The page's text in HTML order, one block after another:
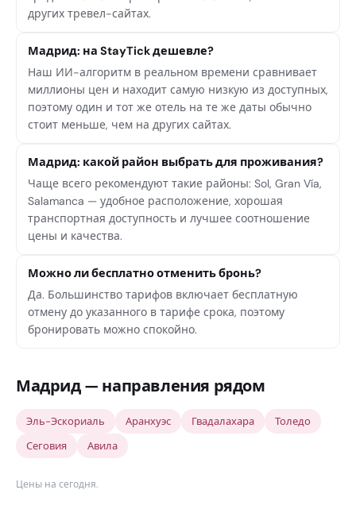
других тревел-сайтах.
Мадрид: на StayTick дешевле?
Наш ИИ-алгоритм в реальном времени сравнивает
миллионы цен и находит самую низкую из доступных,
поэтому один и тот же отель на те же даты обычно
стоит меньше, чем на других сайтах.
Мадрид: какой район выбрать для проживания?
Чаще всего рекомендуют такие районы: Sol, Gran Vía,
Salamanca — удобное расположение, хорошая
транспортная доступность и лучшее соотношение
цены и качества.
Можно ли бесплатно отменить бронь?
Да. Большинство тарифов включает бесплатную
отмену до указанного в тарифе срока, поэтому
бронировать можно спокойно.
Мадрид — направления рядом
Эль-Эскориаль Аранхуэс Гвадалахара
Толедо
Сеговия
Авила
Цены на сегодня.